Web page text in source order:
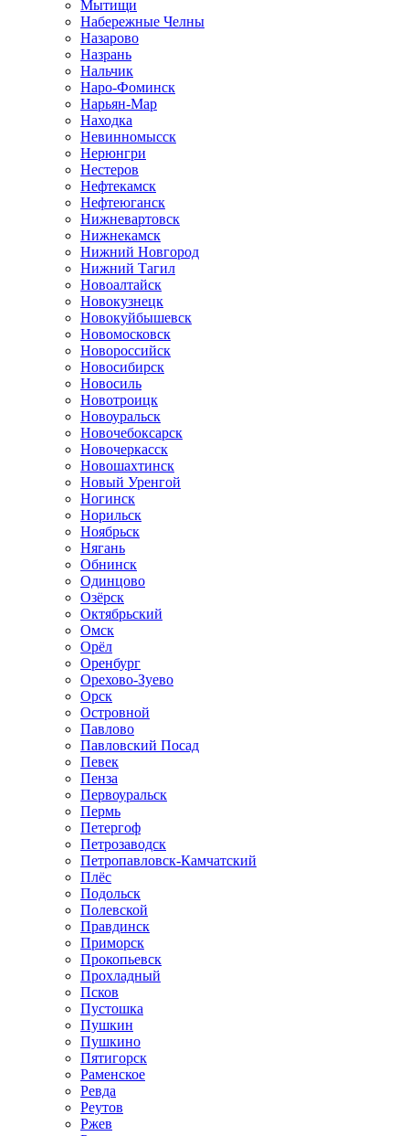
Мытищи
Набережные Челны
Назарово
Назрань
Нальчик
Наро-Фоминск
Нарьян-Мар
Находка
Невинномысск
Нерюнгри
Нестеров
Нефтекамск
Нефтеюганск
Нижневартовск
Нижнекамск
Нижний Новгород
Нижний Тагил
Новоалтайск
Новокузнецк
Новокуйбышевск
Новомосковск
Новороссийск
Новосибирск
Новосиль
Новотроицк
Новоуральск
Новочебоксарск
Новочеркасск
Новошахтинск
Новый Уренгой
Ногинск
Норильск
Ноябрьск
Нягань
Обнинск
Одинцово
Озёрск
Октябрьский
Омск
Орёл
Оренбург
Орехово-Зуево
Орск
Островной
Павлово
Павловский Посад
Певек
Пенза
Первоуральск
Пермь
Петергоф
Петрозаводск
Петропавловск-Камчатский
Плёс
Подольск
Полевской
Правдинск
Приморск
Прокопьевск
Прохладный
Псков
Пустошка
Пушкин
Пушкино
Пятигорск
Раменское
Ревда
Реутов
Ржев